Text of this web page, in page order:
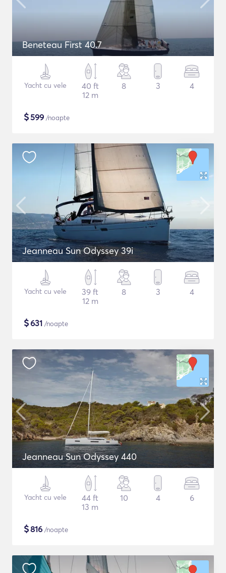
Beneteau First 40.7
Yacht cu vele
40 ft
12 m
8 3 4
$599 /noapte
Jeanneau Sun Odyssey 39i
Yacht cu vele
39 ft
12 m
8 3 4
$631 /noapte
Jeanneau Sun Odyssey 440
Yacht cu vele
44 ft
13 m
10 4 6
$816 /noapte